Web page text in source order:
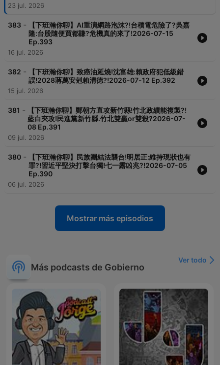
23 jul. 2026
383 -
【下班瀚你聊】AI重演網路泡沫?!台積電危險了?吳嘉
隆:台股隨便買都賺?危機真的來了!2026-07-15
Ep.393
16 jul. 2026
382 -
【下班瀚你聊】致癌油延燒!沈富雄:賴政府犯低級錯
誤!2028蔣萬安剋賴清德?!2026-07-12 Ep.392
15 jul. 2026
381 -
【下班瀚你聊】鄭朝方直攻新竹縣!竹北政績能複製?!
藍白夾攻!民進黨新竹縣.竹北雙贏or雙殺?2026-07-
08 Ep.391
09 jul. 2026
380 -
【下班瀚你聊】民族團結法襲台!明居正:維持現狀也有
罪?!習近平堅決打擊台獨!七一露凶兆?!2026-07-05
Ep.390
06 jul. 2026
Mostrar más episodios
Más podcasts de Gobierno
Ver todo